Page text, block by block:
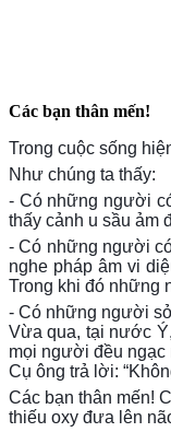
Các bạn thân mến!
Trong cuộc sống
Như chúng ta thấy:
- Có những người
thấy cảnh u sầu ảm
- Có những người
nghe pháp âm vi
Trong khi đó những
- Có những người
Vừa qua, tại nước
mọi người đều ngạc
Cụ ông trả lời:
Các bạn thân mến!
thiếu oxy đưa lên